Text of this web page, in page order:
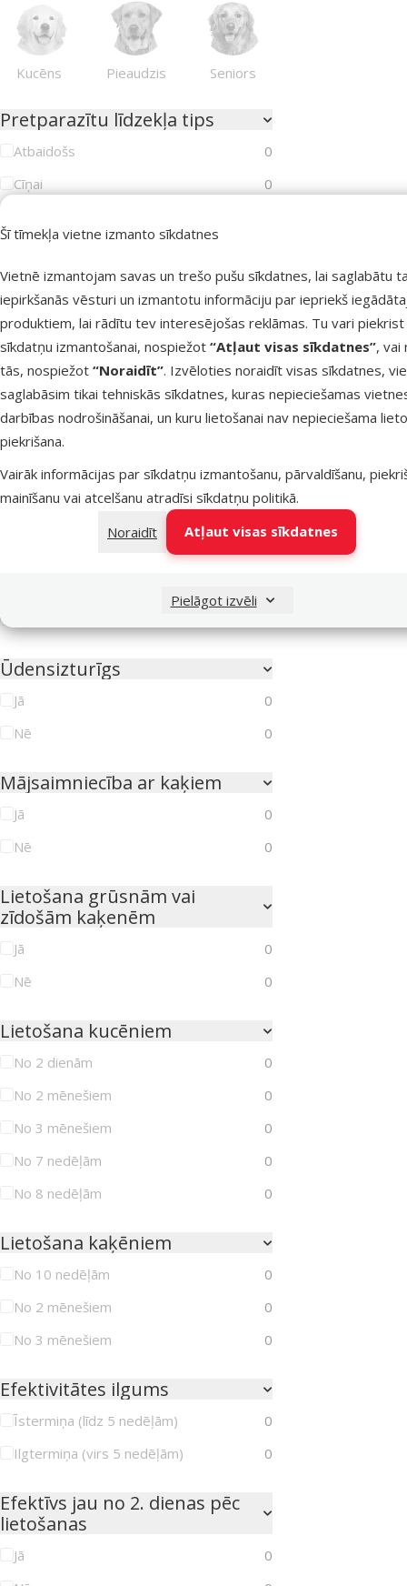
Šī tīmekļa vietne izmanto sīkdatnes
Vietnē izmantojam savas un trešo pušu sīkdatnes, lai saglabātu
iepirkšanās vēsturi un izmantotu informāciju par iepriekš
produktiem, lai rādītu tev interesējošas reklāmas. Tu vari piekrist
sīkdatņu izmantošanai, nospiežot “Atļaut visas sīkdatnes”, vai
tās, nospiežot “Noraidīt”. Izvēloties noraidīt visas sīkdatnes,
saglabāsim tikai tehniskās sīkdatnes, kuras nepieciešamas
darbības nodrošināšanai, un kuru lietošanai nav nepieciešama
piekrišana.
Vairāk informācijas par sīkdatņu izmantošanu, pārvaldīšanu,
mainīšanu vai atcelšanu atradīsi sīkdatņu politikā.
Noraidīt
Atļaut visas sīkdatnes
Pielāgot izvēli
Kucēns Pieaudzis Seniors
Pretparazītu līdzekļa tips
Atbaidošs
0
Cīņai
0
Kaķa vecums
Kaķēns Pieaudzis Seniors
Pretparazītu līdzekļa veids
Aerosols
Kaklasiksna
Pilieni
0
Tabletes
0
Drošs ģimenēm ar bērniem
Ūdensizturīgs
Jā
0
Nē
0
Mājsaimniecība ar kaķiem
Jā
0
Nē
0
Lietošana grūsnām vai
zīdošām kaķenēm
Jā
0
Nē
0
Lietošana kucēniem
No 2 dienām
0
No 2 mēnešiem
0
No 3 mēnešiem
0
No 7 nedēļām
0
No 8 nedēļām
0
Lietošana kaķēniem
No 10 nedēļām
0
No 2 mēnešiem
0
No 3 mēnešiem
0
Efektivitātes ilgums
Īstermiņa (līdz 5 nedēļām)
0
Ilgtermiņa (virs 5 nedēļām)
0
Efektīvs jau no 2. dienas pēc
lietošanas
Jā
0